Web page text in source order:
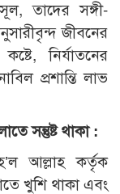
তাদের সঙ্গী-
জীবনের
নির্যাতনের
প্রশান্তি লাভ
সন্তুষ্ট থাকা :
আল্লাহ কর্তৃক
খুশি থাকা এবং